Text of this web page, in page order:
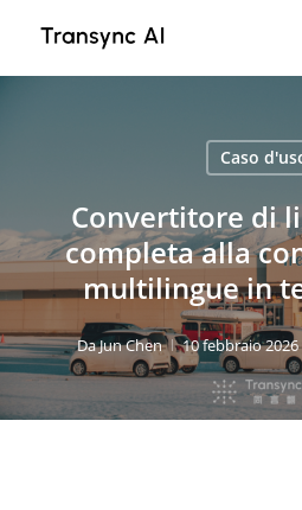
contenuto
Caso
Convertitore di
completa alla
multilingue in
DaJun Chen 10 febbraio 2026